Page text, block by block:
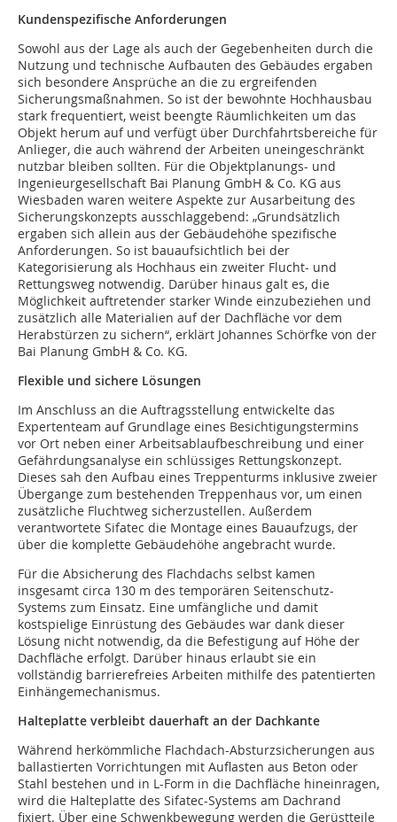
Kundenspezifische Anforderungen
Sowohl aus der Lage als auch der Gegebenheiten durch die
Nutzung und technische Aufbauten des Gebäudes ergaben
sich besondere Ansprüche an die zu ergreifenden
Sicherungsmaßnahmen. So ist der bewohnte Hochhausbau
stark frequentiert, weist beengte Räumlichkeiten um das
Objekt herum auf und verfügt über Durchfahrtsbereiche für
Anlieger, die auch während der Arbeiten uneingeschränkt
nutzbar bleiben sollten. Für die Objektplanungs- und
Ingenieurgesellschaft Bai Planung GmbH & Co. KG aus
Wiesbaden waren weitere Aspekte zur Ausarbeitung des
Sicherungskonzepts ausschlaggebend: „Grundsätzlich
ergaben sich allein aus der Gebäudehöhe spezifische
Anforderungen. So ist bauaufsichtlich bei der
Kategorisierung als Hochhaus ein zweiter Flucht- und
Rettungsweg notwendig. Darüber hinaus galt es, die
Möglichkeit auftretender starker Winde einzubeziehen und
zusätzlich alle Materialien auf der Dachfläche vor dem
Herabstürzen zu sichern“, erklärt Johannes Schörfke von der
Bai Planung GmbH & Co. KG.
Flexible und sichere Lösungen
Im Anschluss an die Auftragsstellung entwickelte das
Expertenteam auf Grundlage eines Besichtigungstermins
vor Ort neben einer Arbeitsablaufbeschreibung und einer
Gefährdungsanalyse ein schlüssiges Rettungskonzept.
Dieses sah den Aufbau eines Treppenturms inklusive zweier
Übergange zum bestehenden Treppenhaus vor, um einen
zusätzliche Fluchtweg sicherzustellen. Außerdem
verantwortete Sifatec die Montage eines Bauaufzugs, der
über die komplette Gebäudehöhe angebracht wurde.
Für die Absicherung des Flachdachs selbst kamen
insgesamt circa 130 m des temporären Seitenschutz-
Systems zum Einsatz. Eine umfängliche und damit
kostspielige Einrüstung des Gebäudes war dank dieser
Lösung nicht notwendig, da die Befestigung auf Höhe der
Dachfläche erfolgt. Darüber hinaus erlaubt sie ein
vollständig barrierefreies Arbeiten mithilfe des patentierten
Einhängemechanismus.
Halteplatte verbleibt dauerhaft an der Dachkante
Während herkömmliche Flachdach-Absturzsicherungen aus
ballastierten Vorrichtungen mit Auflasten aus Beton oder
Stahl bestehen und in L-Form in die Dachfläche hineinragen,
wird die Halteplatte des Sifatec-Systems am Dachrand
fixiert. Über eine Schwenkbewegung werden die Gerüstteile